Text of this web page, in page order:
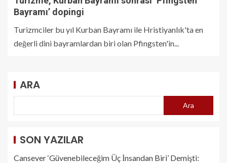
Bayramı’ dopingi
Turizmciler bu yıl Kurban Bayramı ile Hristiyanlık'ta en
değerli dini bayramlardan biri olan Pfingsten'in...
ARA
Ara
SON YAZILAR
Cansever ‘Güvenebileceğim Üç İnsandan Biri’ Demişti: